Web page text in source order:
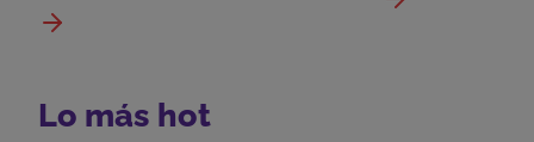
Lo más hot